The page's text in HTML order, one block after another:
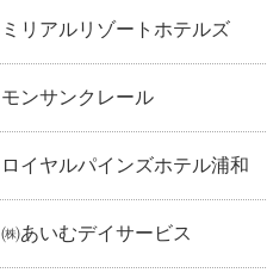
ミリアルリゾートホテルズ
モンサンクレール
ロイヤルパインズホテル浦和
㈱あいむデイサービス